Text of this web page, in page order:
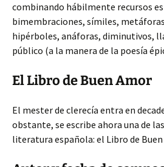
combinando hábilmente recursos
bimembraciones, símiles,
hipérboles, anáforas, diminutivos,
público (a la manera de la poesía
El Libro de Buen Amor
El mester de clerecía entra en
obstante, se escribe ahora una de
literatura española: el Libro de Buen